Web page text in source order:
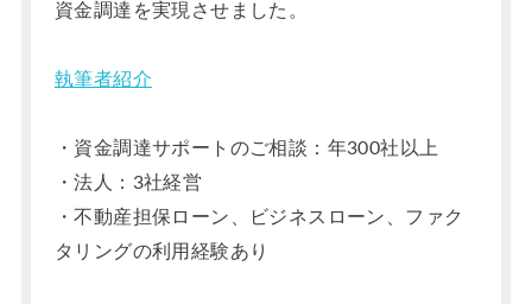
資金調達を実現させました。
執筆者紹介
・資金調達サポートのご相談：年300社以上
・法人：3社経営
・不動産担保ローン、ビジネスローン、ファク
タリングの利用経験あり